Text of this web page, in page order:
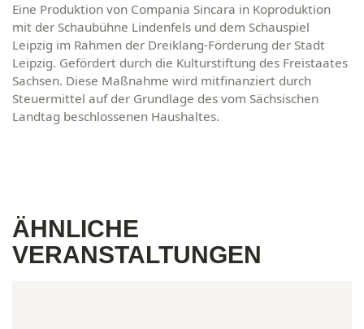
Eine Produktion von Compania Sincara in Koproduktion
mit der Schaubühne Lindenfels und dem Schauspiel
Leipzig im Rahmen der Dreiklang-Förderung der Stadt
Leipzig. Gefördert durch die Kulturstiftung des Freistaates
Sachsen. Diese Maßnahme wird mitfinanziert durch
Steuermittel auf der Grundlage des vom Sächsischen
Landtag beschlossenen Haushaltes.
ÄHNLICHE
VERANSTALTUNGEN